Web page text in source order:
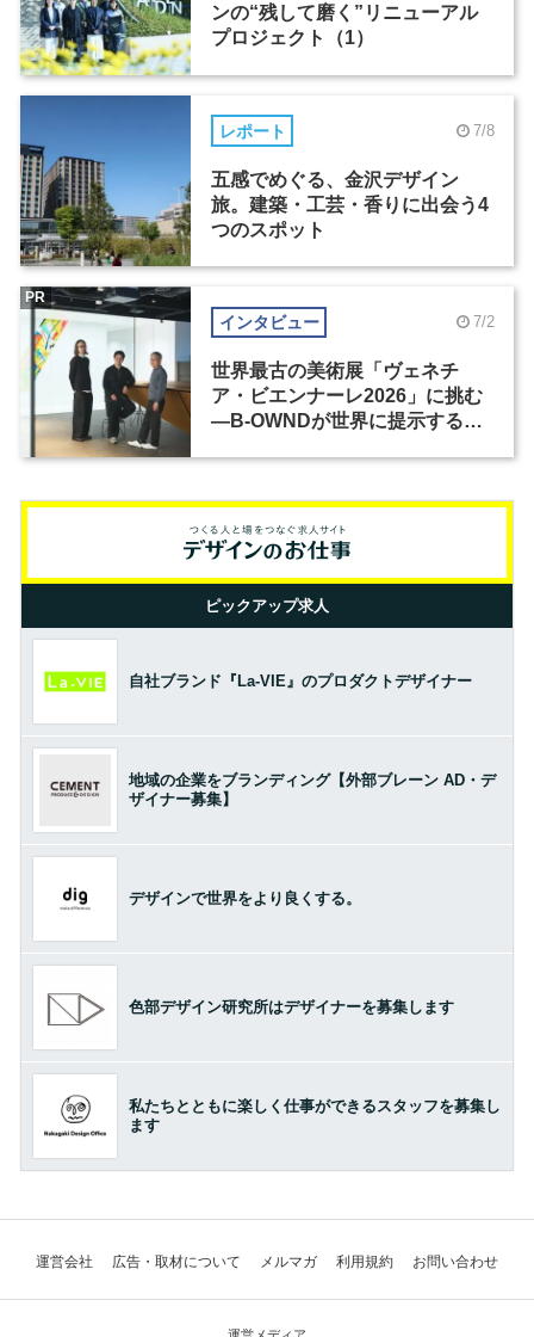
ンの“残して磨く”リニューアル
プロジェクト（1）
レポート 7/8
五感でめぐる、金沢デザイン
旅。建築・工芸・香りに出会う4
つのスポット
インタビュー 7/2
世界最古の美術展「ヴェネチ
ア・ビエンナーレ2026」に挑む
―B-OWNDが世界に提示する美
PR
ピックアップ求人
自社ブランド『La-VIE』のプロダクトデザイナー
地域の企業をブランディング【外部ブレーン AD・デ
ザイナー募集】
デザインで世界をより良くする。
色部デザイン研究所はデザイナーを募集します
私たちとともに楽しく仕事ができるスタッフを募集し
ます
運営会社 広告・取材について メルマガ 利用規約 お問い合わせ